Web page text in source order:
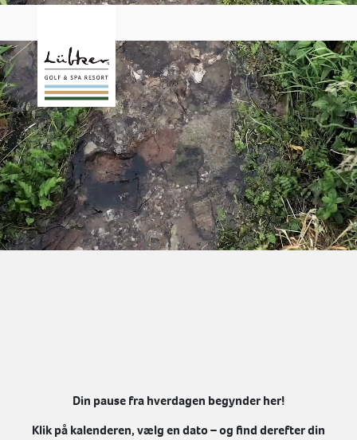
Din pause fra hverdagen begynder her!
Klik på kalenderen, vælg en dato – og find derefter din